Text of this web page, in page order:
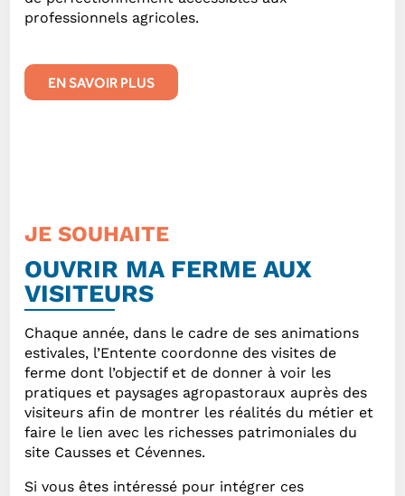
professionnels agricoles.
EN SAVOIR PLUS
JE SOUHAITE
OUVRIR MA FERME AUX
VISITEURS
Chaque année, dans le cadre de ses animations
estivales, l’Entente coordonne des visites de
ferme dont l’objectif et de donner à voir les
pratiques et paysages agropastoraux auprès des
visiteurs afin de montrer les réalités du métier et
faire le lien avec les richesses patrimoniales du
site Causses et Cévennes.
Si vous êtes intéressé pour intégrer ces